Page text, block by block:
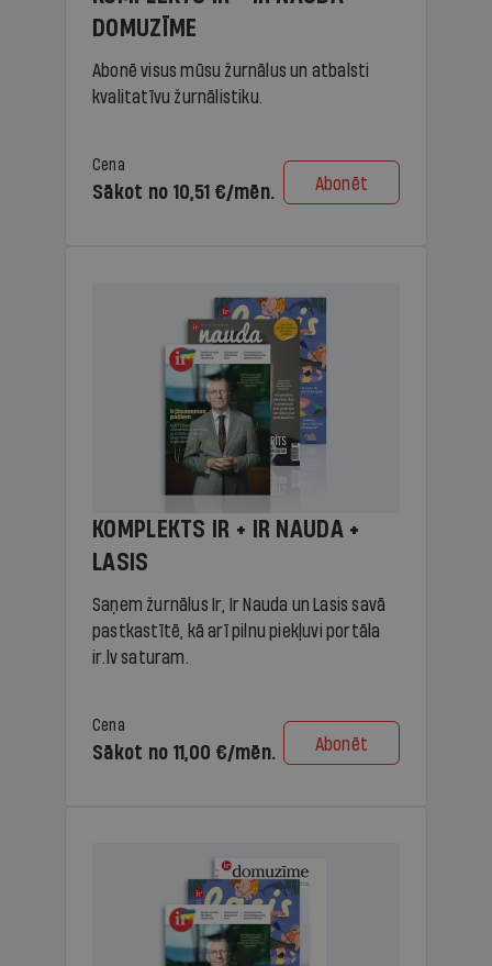
DOMUZĪME
Abonē visus mūsu žurnālus un atbalsti
kvalitatīvu žurnālistiku.
Cena
Sākot no 10,51 €/mēn. Abonēt
KOMPLEKTS IR + IR NAUDA +
LASIS
Saņem žurnālus Ir, Ir Nauda un Lasis savā
pastkastītē, kā arī pilnu piekļuvi portāla
ir.lv saturam.
Cena
Sākot no 11,00 €/mēn. Abonēt